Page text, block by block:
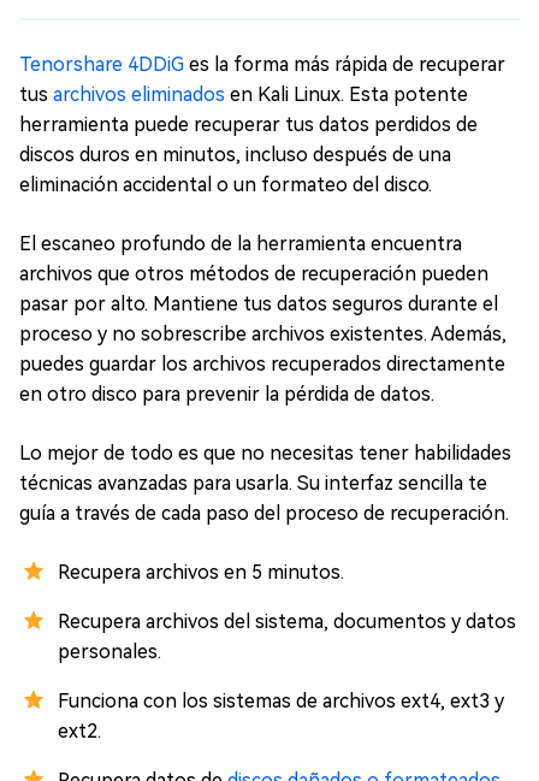
Tenorshare 4DDiG es la forma más rápida de recuperar
tus archivos eliminados en Kali Linux. Esta potente
herramienta puede recuperar tus datos perdidos de
discos duros en minutos, incluso después de una
eliminación accidental o un formateo del disco.
El escaneo profundo de la herramienta encuentra
archivos que otros métodos de recuperación pueden
pasar por alto. Mantiene tus datos seguros durante el
proceso y no sobrescribe archivos existentes. Además,
puedes guardar los archivos recuperados directamente
en otro disco para prevenir la pérdida de datos.
Lo mejor de todo es que no necesitas tener habilidades
técnicas avanzadas para usarla. Su interfaz sencilla te
guía a través de cada paso del proceso de recuperación.
Recupera archivos en 5 minutos.
Recupera archivos del sistema, documentos y datos
personales.
Funciona con los sistemas de archivos ext4, ext3 y
ext2.